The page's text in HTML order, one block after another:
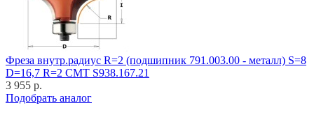
Фреза внутр.радиус R=2 (подшипник 791.003.00 - металл) S=8
D=16,7 R=2 CMT S938.167.21
3 955 р.
Подобрать аналог